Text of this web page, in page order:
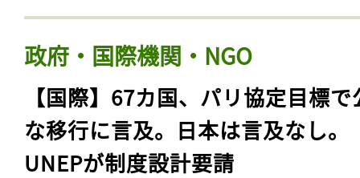
政府・国際機関・NGO
【国際】67カ国、パリ協定目標で
な移行に言及。日本は言及なし。
UNEPが制度設計要請